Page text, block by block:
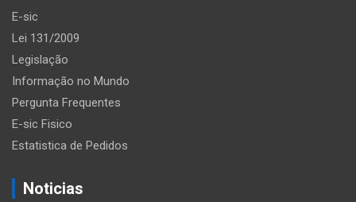
E-sic
Lei 131/2009
Legislação
Informação no Mundo
Pergunta Frequentes
E-sic Fisico
Estatistica de Pedidos
Noticias